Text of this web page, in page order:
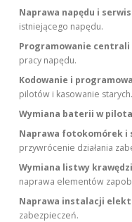
Naprawa napędu i
istniejącego napędu.
Programowanie
pracy napędu.
Kodowanie i
pilotów i kasowanie starych.
Wymiana baterii w
Naprawa fotokomórek i
przywrócenie działania
Wymiana listwy
naprawa elementów
Naprawa instalacji
zabezpieczeń.